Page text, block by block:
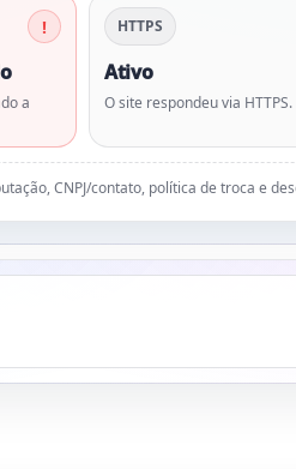
a
HTTPS
Ativo
O site respondeu via HTTPS.
CNPJ/contato, política de troca e